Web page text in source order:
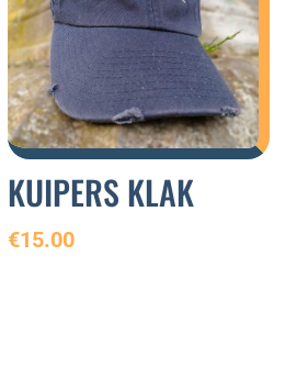
KUIPERS KLAK
€15.00